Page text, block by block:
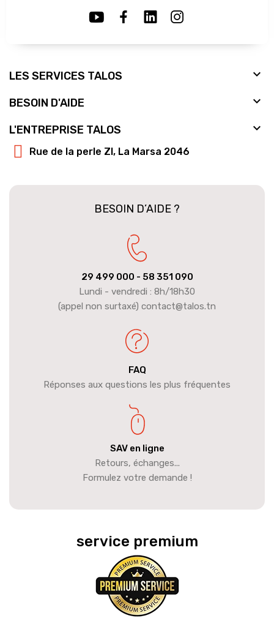
LES SERVICES TALOS 
BESOIN D'AIDE 
L'ENTREPRISE TALOS 
Rue de la perle ZI, La Marsa 2046
BESOIN D’AIDE ?
29 499 000 - 58 351 090
Lundi - vendredi : 8h/18h30
(appel non surtaxé) contact@talos.tn
FAQ
Réponses aux questions les plus fréquentes
SAV en ligne
Retours, échanges...
Formulez votre demande !
service premium